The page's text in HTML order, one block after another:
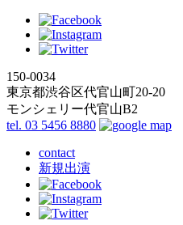
150-0034
東京都渋谷区代官山町20-20
モンシェリー代官山B2
tel. 03 5456 8880
contact
新規出演